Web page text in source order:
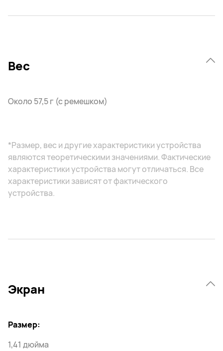
Вес
Около 57,5 г (с ремешком)
*Размер, вес и другие характеристики устройства
являются теоретическими значениями. Фактические
характеристики устройства могут отличаться. Все
характеристики зависят от фактического
устройства.
Экран
Размер:
1,41 дюйма